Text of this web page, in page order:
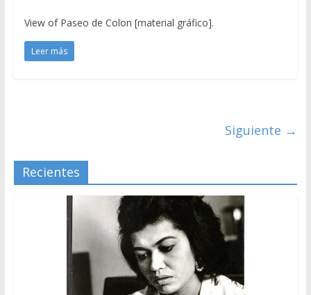
View of Paseo de Colon [material gráfico].
Leer más
Siguiente →
Recientes